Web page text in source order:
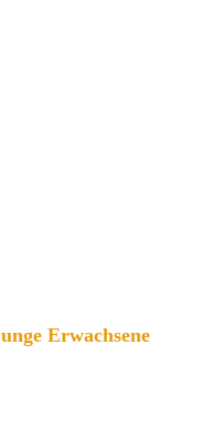
Erwachsene